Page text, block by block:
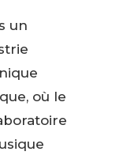
un
où le